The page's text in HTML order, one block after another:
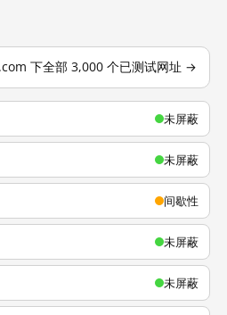
下全部 3,000 个已测试网址 →
未屏蔽
未屏蔽
间歇性
未屏蔽
未屏蔽